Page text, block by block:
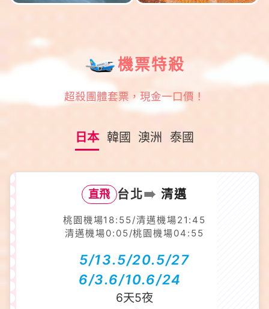
機票特殺
超殺團體套票，現金一口價！
日本 韓國 澳洲 泰國
直飛 台北➠ 清邁
桃園機場18:55/清邁機場21:45
清邁機場0:05/桃園機場04:55
5/13.5/20.5/27
6/3.6/10.6/24
6天5夜